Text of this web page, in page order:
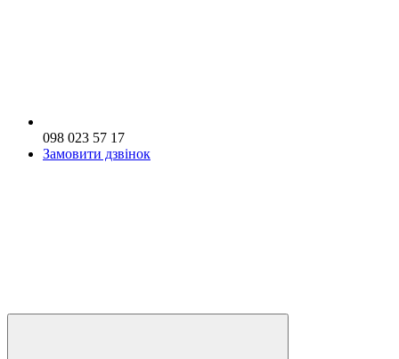
098 023 57 17
Замовити дзвінок